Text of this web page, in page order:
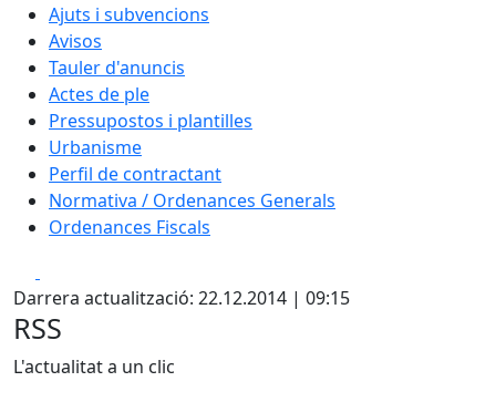
Ajuts i subvencions
Avisos
Tauler d'anuncis
Actes de ple
Pressupostos i plantilles
Urbanisme
Perfil de contractant
Normativa / Ordenances Generals
Ordenances Fiscals
Darrera actualització: 22.12.2014 | 09:15
RSS
L'actualitat a un clic